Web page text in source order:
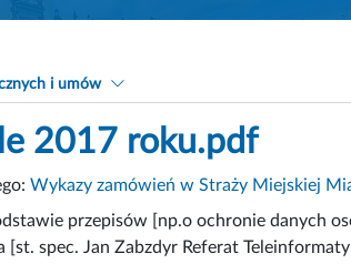
i umów
2017 roku.pdf
Wykazy zamówień w Straży Miejskiej
przepisów [np.o ochronie danych
spec. Jan Zabzdyr Referat